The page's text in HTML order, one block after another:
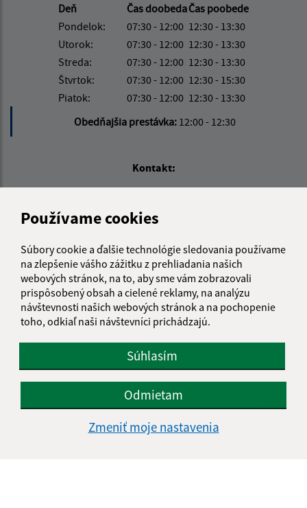
Používame cookies
Súbory cookie a ďalšie technológie sledovania používame
na zlepšenie vášho zážitku z prehliadania našich
webových stránok, na to, aby sme vám zobrazovali
prispôsobený obsah a cielené reklamy, na analýzu
návštevnosti našich webových stránok a na pochopenie
toho, odkiaľ naši návštevníci prichádzajú.
Súhlasím
Odmietam
Zmeniť moje nastavenia
Deň
Čas doobedaČas poobede
Pondelok:
07:30 - 12:00 12:30 - 13:30
Utorok:
07:30 - 12:00 12:30 - 13:30
Streda:
07:30 - 12:00 12:30 - 13:30
Štvrtok:
07:30 - 12:00 12:30 - 15:30
Piatok:
07:30 - 12:00 12:30 - 13:30
Obedňajšia prestávka: 12:00 - 12:30
Kontakt:
Tašuľa 43
072 52 Jenkovce
info@tasula.sk
+421 56 659 82 60
IČO: 00325872